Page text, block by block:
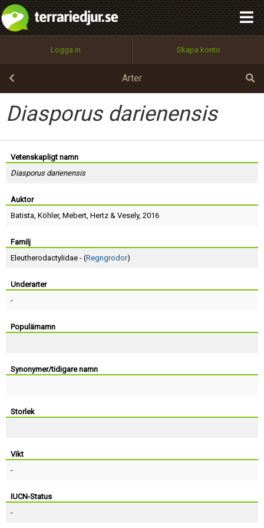
Logga in Skapa konto
Arter
Diasporus darienensis
Vetenskapligt namn
Diasporus darienensis
Auktor
Batista, Köhler, Mebert, Hertz & Vesely, 2016
Familj
Eleutherodactylidae - (Regngrodor)
Underarter
-
Populärnamn
Synonymer/tidigare namn
Storlek
Vikt
-
IUCN-Status
-
Utför
100%
OK
integritetspolicy
Namn:
Epost:
Användarnamn:
Lösenord:
Terms of Service
Skapa konto
Begär nytt lösenord
Tillbaka till förstasidan